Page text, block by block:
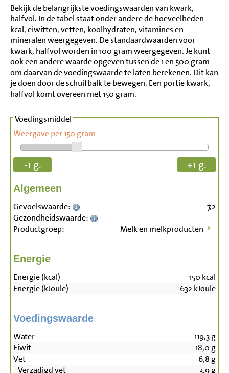
Bekijk de belangrijkste voedingswaarden van kwark,
halfvol. In de tabel staat onder andere de hoeveelheden
kcal, eiwitten, vetten, koolhydraten, vitamines en
mineralen weergegeven. De standaardwaarden voor
kwark, halfvol worden in 100 gram weergegeven. Je kunt
ook een andere waarde opgeven tussen de 1 en 500 gram
om daarvan de voedingswaarde te laten berekenen. Dit kan
je doen door de schuifbalk te bewegen. Een portie kwark,
halfvol komt overeen met 150 gram.
Voedingsmiddel
Weergave per 150 gram
-1 g. +1 g.
Algemeen
Gevoelswaarde:
7,2
Gezondheidswaarde:
-
Productgroep:
Melk en melkproducten
Energie
Energie (kcal) 150 kcal
Energie (kJoule)
632 kJoule
Voedingswaarde
Water 119,3g
Eiwit
18,0 g
Vet
6,8 g
Verzadigd vet
3,9g